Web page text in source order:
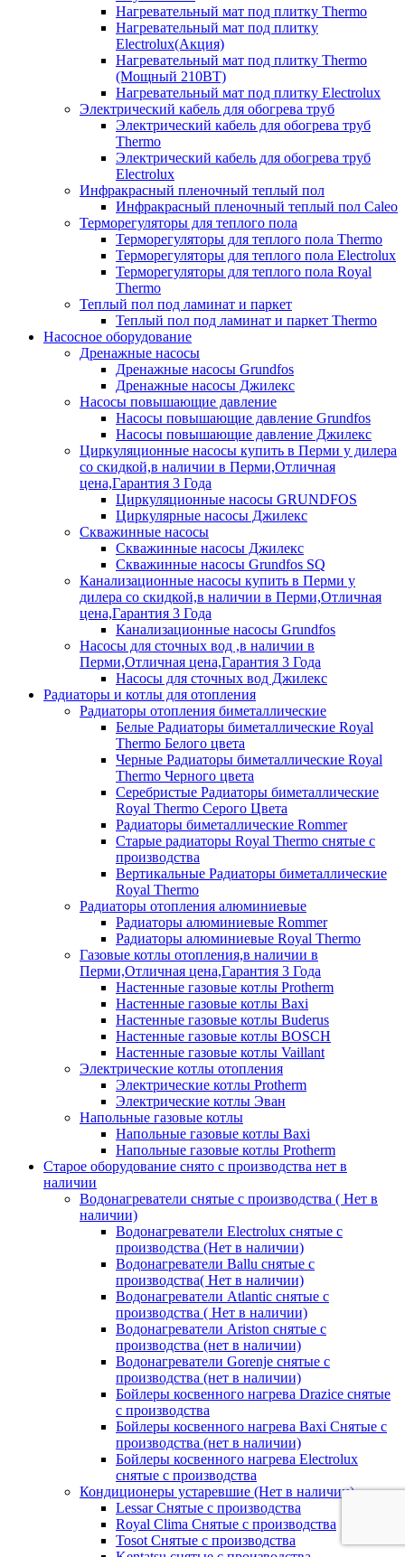
Нагревательный мат под плитку Thermo
Нагревательный мат под плитку
Electrolux(Акция)
Нагревательный мат под плитку Thermo
(Мощный 210ВТ)
Нагревательный мат под плитку Electrolux
Электрический кабель для обогрева труб
Электрический кабель для обогрева труб
Thermo
Электрический кабель для обогрева труб
Electrolux
Инфракрасный пленочный теплый пол
Инфракрасный пленочный теплый пол Caleo
Терморегуляторы для теплого пола
Терморегуляторы для теплого пола Thermo
Терморегуляторы для теплого пола Electrolux
Терморегуляторы для теплого пола Royal
Thermo
Теплый пол под ламинат и паркет
Теплый пол под ламинат и паркет Thermo
Насосное оборудование
Дренажные насосы
Дренажные насосы Grundfos
Дренажные насосы Джилекс
Насосы повышающие давление
Насосы повышающие давление Grundfos
Насосы повышающие давление Джилекс
Циркуляционные насосы купить в Перми у дилера
со скидкой,в наличии в Перми,Отличная
цена,Гарантия 3 Года
Циркуляционные насосы GRUNDFOS
Циркулярные насосы Джилекс
Скважинные насосы
Скважинные насосы Джилекс
Скважинные насосы Grundfos SQ
Канализационные насосы купить в Перми у
дилера со скидкой,в наличии в Перми,Отличная
цена,Гарантия 3 Года
Канализационные насосы Grundfos
Насосы для сточных вод ,в наличии в
Перми,Отличная цена,Гарантия 3 Года
Насосы для сточных вод Джилекс
Радиаторы и котлы для отопления
Радиаторы отопления биметаллические
Белые Радиаторы биметаллические Royal
Thermo Белого цвета
Черные Радиаторы биметаллические Royal
Thermo Черного цвета
Серебристые Радиаторы биметаллические
Royal Thermo Серого Цвета
Радиаторы биметаллические Rommer
Старые радиаторы Royal Thermo снятые с
производства
Вертикальные Радиаторы биметаллические
Royal Thermo
Радиаторы отопления алюминиевые
Радиаторы алюминиевые Rommer
Радиаторы алюминиевые Royal Thermo
Газовые котлы отопления,в наличии в
Перми,Отличная цена,Гарантия 3 Года
Настенные газовые котлы Protherm
Настенные газовые котлы Baxi
Настенные газовые котлы Buderus
Настенные газовые котлы BOSCH
Настенные газовые котлы Vaillant
Электрические котлы отопления
Электрические котлы Protherm
Электрические котлы Эван
Напольные газовые котлы
Напольные газовые котлы Baxi
Напольные газовые котлы Protherm
Старое оборудование снято с производства нет в
наличии
Водонагреватели снятые с производства ( Нет в
наличии)
Водонагреватели Electrolux снятые с
производства (Нет в наличии)
Водонагреватели Ballu снятые с
производства( Нет в наличии)
Водонагреватели Atlantic снятые с
производства ( Нет в наличии)
Водонагреватели Ariston снятые с
производства (нет в наличии)
Водонагреватели Gorenje снятые с
производства (нет в наличии)
Бойлеры косвенного нагрева Drazice снятые
с производства
Бойлеры косвенного нагрева Baxi Снятые с
производства (нет в наличии)
Бойлеры косвенного нагрева Electrolux
снятые с производства
Кондиционеры устаревшие (Нет в наличии)
Lessar Снятые с производства
Royal Clima Снятые с производства
Tosot Снятые с производства